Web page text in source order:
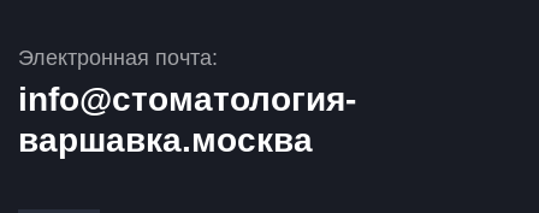
Электронная почта:
info@стоматология-
варшавка.москва